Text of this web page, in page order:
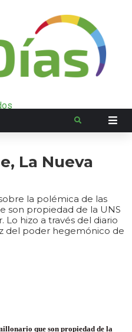
La Nueva
la polémica de las
son propiedad de la UNS
Lo hizo a través del diario
del poder hegemónico de
que son propiedad de la